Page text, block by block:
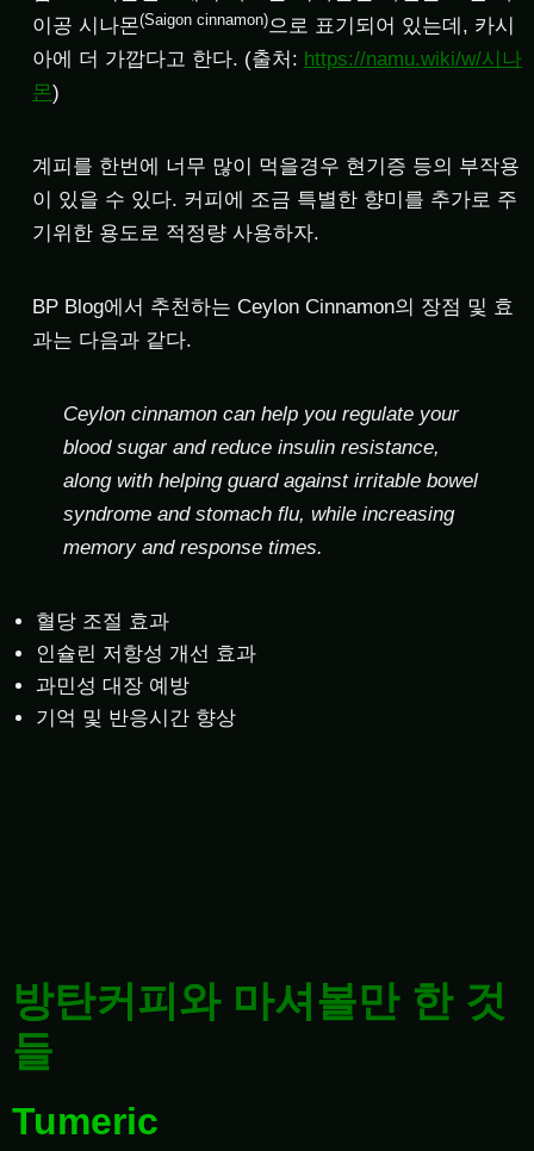
이공 시나몬(Saigon cinnamon)으로 표기되어 있는데, 카시
아에 더 가깝다고 한다. (출처: https://namu.wiki/w/시나
몬)
계피를 한번에 너무 많이 먹을경우 현기증 등의 부작용
이 있을 수 있다. 커피에 조금 특별한 향미를 추가로 주
기위한 용도로 적정량 사용하자.
BP Blog에서 추천하는 Ceylon Cinnamon의 장점 및 효
과는 다음과 같다.
Ceylon cinnamon can help you regulate your
blood sugar and reduce insulin resistance,
along with helping guard against irritable bowel
syndrome and stomach flu, while increasing
memory and response times.
혈당 조절 효과
인슐린 저항성 개선 효과
과민성 대장 예방
기억 및 반응시간 향상
방탄커피와 마셔볼만 한 것
들
Tumeric